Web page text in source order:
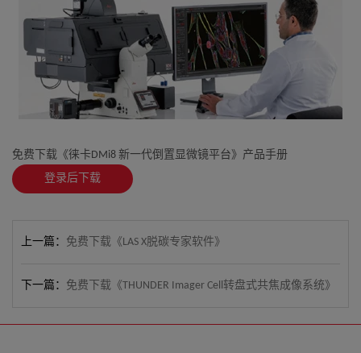
免费下载《徕卡DMi8 新一代倒置显微镜平台》产品手册
登录后下载
上一篇： 免费下载《LAS X脱碳专家软件》
下一篇： 免费下载《THUNDER Imager Cell转盘式共焦成像系统》